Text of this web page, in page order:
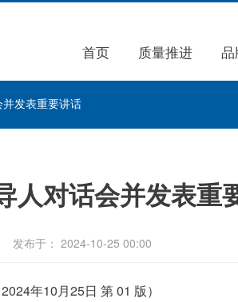
首页 质量推进
并发表重要讲话
人对话会并发表重
发布于： 2024-10-25 00:00
年10月25日 第 01 版）